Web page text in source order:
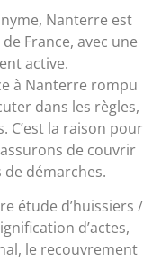
Nanterre est
France, avec une
active.
à Nanterre rompu
dans les règles,
C’est la raison pour
de couvrir
démarches.
étude d’huissiers /
d’actes,
le recouvrement